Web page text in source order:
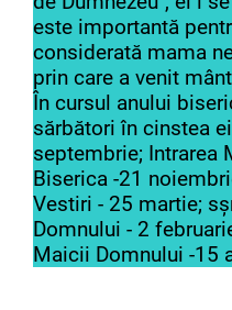
este importantă
considerată mama
prin care a venit
În cursul anului
sărbători în cinstea
septembrie; Intrarea
Biserica -21
Vestiri - 25 martie;
Domnului - 2
Maicii Domnului -15